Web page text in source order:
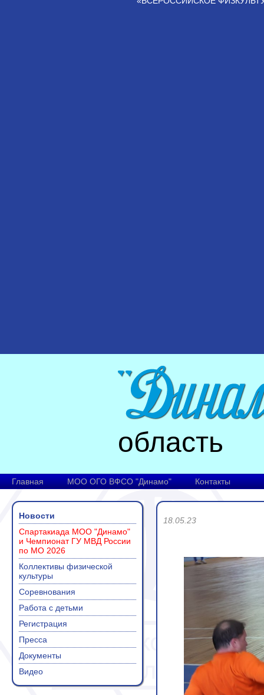
область
Главная МОО ОГО ВФСО "Динамо" Контакты
Новости
Спартакиада МОО "Динамо"
и Чемпионат ГУ МВД России
по МО 2026
Коллективы физической
культуры
Соревнования
Работа с детьми
Регистрация
Пресса
Документы
Видео
18.05.23